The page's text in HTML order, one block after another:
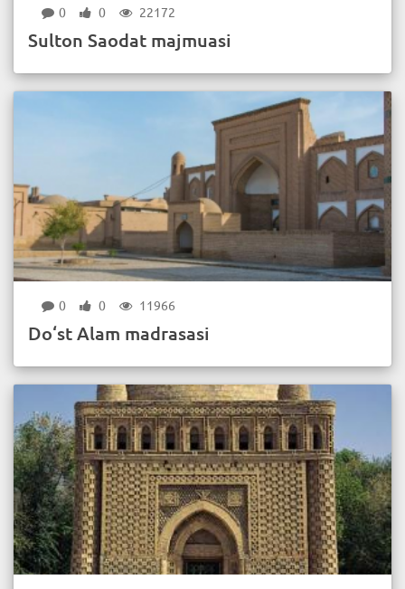
0 0 22172
Sulton Saodat majmuasi
0 0 11966
Do‘st Alam madrasasi